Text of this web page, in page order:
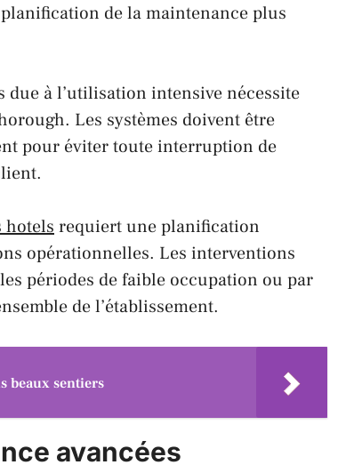
de la maintenance plus
due à l’utilisation intensive nécessite
Les systèmes doivent être
pour éviter toute interruption de
hotels requiert une planification
opérationnelles. Les interventions
périodes de faible occupation ou par
de l’établissement.
beaux sentiers
avancées